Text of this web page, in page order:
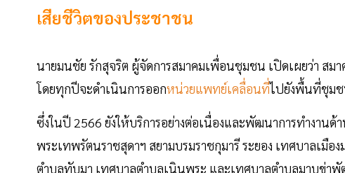
เสียชีวิตของประชาชน
นายมนชัย รักสุจริต ผู้จัดการสมาคมเพื่อนชุมชน เปิดเผยว่า ส
โดยทุกปีจะดำเนินการออกหน่วยแพทย์เคลื่อนที่ไปยังพื้นที่ชุม
ซึ่งในปี 2566 ยังให้บริการอย่างต่อเนื่องและพัฒนาการทำงานด้
พระเทพรัตนราชสุดาฯ สยามบรมราชกุมารี ระยอง เทศบาลเมื
ตำบลทับมา เทศบาลตำบลเนินพระ และเทศบาลตำบลมาบข่าพั